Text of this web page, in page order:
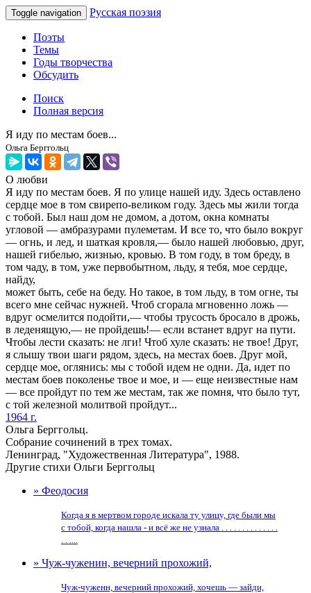
Toggle navigation Русская поэзия
Поэты
Темы
Годы творчества
Обсудить
Поиск
Полная версия
Я иду по местам боев...
Ольга Берггольц
О любви
Я иду по местам боев. Я по улице нашей иду. Здесь оставлено
сердце мое в том свирепо-великом году. Здесь мы жили тогда
с тобой. Был наш дом не домом, а дотом, окна комнаты
угловой — амбразурами пулеметам. И все то, что было вокруг
— огнь, и лед, и шаткая кровля,— было нашей любовью, друг,
нашей гибелью, жизнью, кровью. В том году, в том бреду, в
том чаду, в том, уже первобытном, льду, я тебя, мое сердце,
найду,
может быть, себе на беду. Но такое, в том льду, в том огне, ты
всего мне сейчас нужней. Чтоб сгорала мгновенно ложь —
вдруг осмелится подойти,— чтобы трусость бросало в дрожь,
в леденящую,— не пройдешь!— если встанет вдруг на пути.
Чтобы лести сказать: не лги! Чтоб хуле сказать: не твое! Друг,
я слышу твои шаги рядом, здесь, на местах боев. Друг мой,
сердце мое, оглянись: мы с тобой идем не одни. Да, идет по
местам боев поколенье твое и мое, и — еще неизвестные нам
— все пройдут по тем же местам, так же помня, что было тут,
с той железной молитвой пройдут...
1964 г.
Ольга Берггольц.
Собрание сочинений в трех томах.
Ленинград, "Художественная Литература", 1988.
Другие стихи Ольги Берггольц
» Феодосия
Когда я в мертвом городе искала ту улицу, где были мы
с тобой, когда нашла - и всё же не узнала . . . . . . . . . . . . . .
. . ....
» Чуж-чуженин, вечерний прохожий,
Чуж-чуженн, вечерний прохожий, хочешь — зайди,